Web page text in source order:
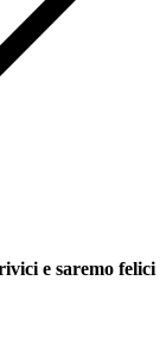
e saremo felici